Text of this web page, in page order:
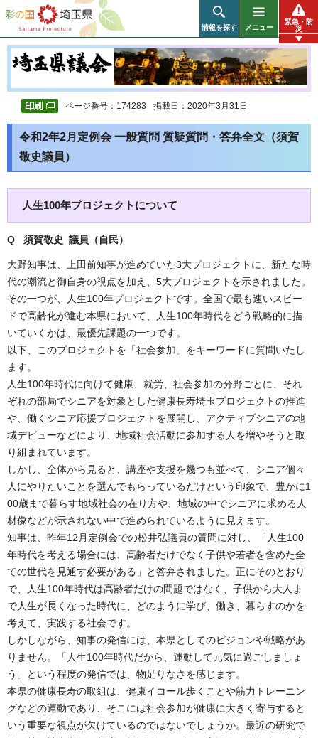
彩の国 埼玉県
情報を探す メニュー
緊急・防
災
ページ番号：174283 掲載日：2020年3月31日
令和2年2月定例会 一般質問 質疑質問・答弁全文（須賀
敬史議員）
人生100年プロジェクトについて
Q 須賀敬史 議員（自民）
大野知事は、上田前知事が進めていた3大プロジェクトに、新たな時
代の潮流と御自身の視点を加え、5大プロジェクトを示されました。
その一つが、人生100年プロジェクトです。全国で最も速いスピー
ドで高齢化が進む本県において、人生100年時代をどう戦略的に描
いていくかは、最優先課題の一つです。
以下、このプロジェクトを「社会参加」をキーワードに質問いたし
ます。
人生100年時代に向けて健康、就労、社会参加の分野ごとに、それ
ぞれの部局でシニアを対象とした健康長寿埼玉プロジェクトの推進
や、働くシニア応援プロジェクトを展開し、アクティブシニアの地
域デビューなどにより、地域社会活動に参加する人を増やそうと取
り組まれています。
しかし、全体から見ると、講座や支援を幾つも並べて、シニア個々
人にやりたいことを選んでもらっているだけという印象で、豊かに1
00歳まで暮らす地域社会の在り方や、地域の中でシニアに求める人
材像などが示されない中で進められているように見えます。
知事は、昨年12月定例会での松井弘議員の質問に対し、「人生100
年時代を考える場合には、高齢者だけでなく子供や若者を含めた全
ての世代を見通す必要がある」と答弁されました。正にそのとおり
で、人生100年時代は高齢者だけの問題ではなく、子供から大人ま
で人生が長くなった時代に、どのように学び、働き、暮らすのかを
考えて、実践する社会です。
しかしながら、知事の発信には、本県としてのビジョンや戦略があ
りません。「人生100年時代だから、運動して元気に過ごしましょ
う」という程度の発信では、物足りなさを感じます。
本県の健康長寿の取組は、健康イコール歩くことや筋力トレーニン
グなどの運動であり、そこには社会参加が健康に大きく寄与すると
いう重要な視点が欠けているのではないでしょうか。最近の研究で